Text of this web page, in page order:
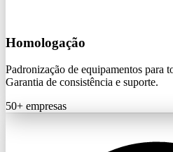
Homologação
Padronização de equipamentos para
Garantia de consistência e suporte.
50+ empresas